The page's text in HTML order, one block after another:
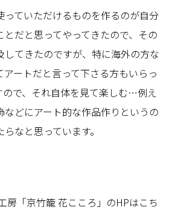
っていただけるものを作るのが自分
とだと思ってやってきたので、その
してきたのですが、特に海外の方な
アートだと言って下さる方もいらっ
ので、それ自体を見て楽しむ…例え
などにアート的な作品作りというの
なと思っています。
房「京竹籠 花こころ」のHPはこち